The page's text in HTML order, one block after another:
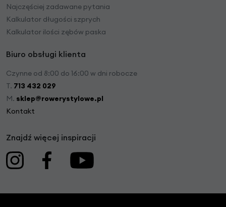
Najczęściej zadawane pytania
Kalkulator długości szprych
Kalkulator ilości zębów paska
Biuro obsługi klienta
Czynne od 8:00 do 16:00 w dni robocze
T. 713 432 029
M. sklep@rowerystylowe.pl
Kontakt
Znajdź więcej inspiracji